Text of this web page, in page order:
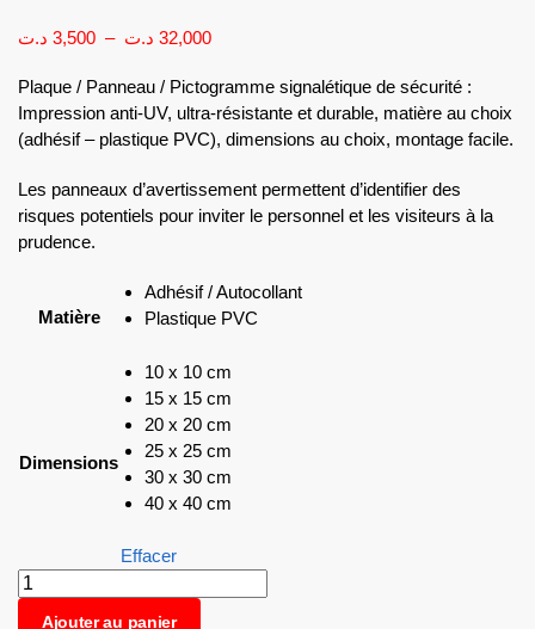
3,500 د.ت – 32,000 د.ت
Plaque / Panneau / Pictogramme signalétique de sécurité :
Impression anti-UV, ultra-résistante et durable, matière au choix
(adhésif – plastique PVC), dimensions au choix, montage facile.
Les panneaux d’avertissement permettent d’identifier des
risques potentiels pour inviter le personnel et les visiteurs à la
prudence.
Matière
Adhésif / Autocollant
Plastique PVC
Dimensions
10 x 10 cm
15 x 15 cm
20 x 20 cm
25 x 25 cm
30 x 30 cm
40 x 40 cm
Effacer
Ajouter au panier